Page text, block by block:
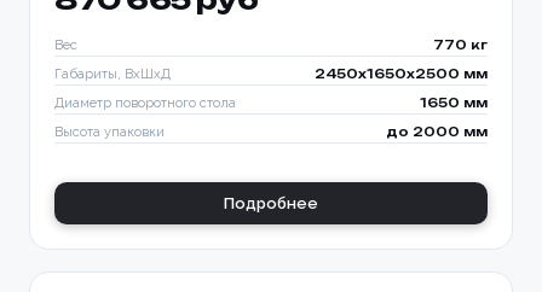
Вес 770 кг
Габариты, ВхШхД 2450х1650х2500 мм
Диаметр поворотного стола 1650 мм
Высота упаковки до 2000 мм
Подробнее